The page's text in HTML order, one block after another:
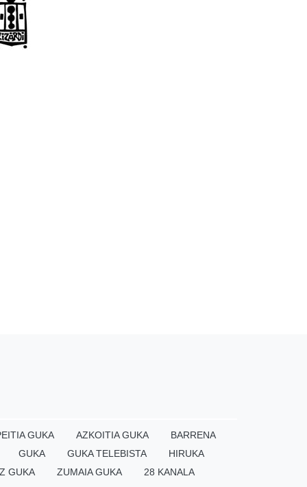
GUKA AZKOITIA GUKA
BARRENA
GUKA
GUKA TELEBISTA
HIRUKA
GUKA
ZUMAIA GUKA 28 KANALA